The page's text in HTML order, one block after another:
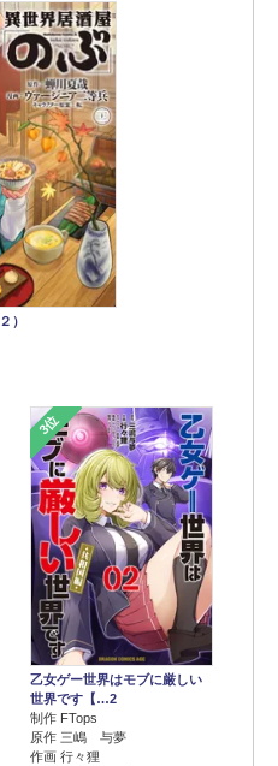
）
3位
乙女ゲー世界はモブに厳しい
世界です【…2
制作 FTops
原作 三嶋 与夢
作画 行々狸